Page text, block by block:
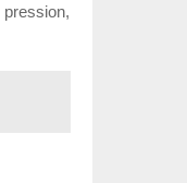
pression,